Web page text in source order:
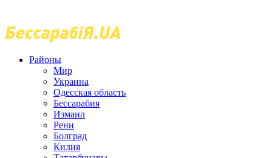
Районы
Мир
Украина
Одесская область
Бессарабия
Измаил
Рени
Болград
Килия